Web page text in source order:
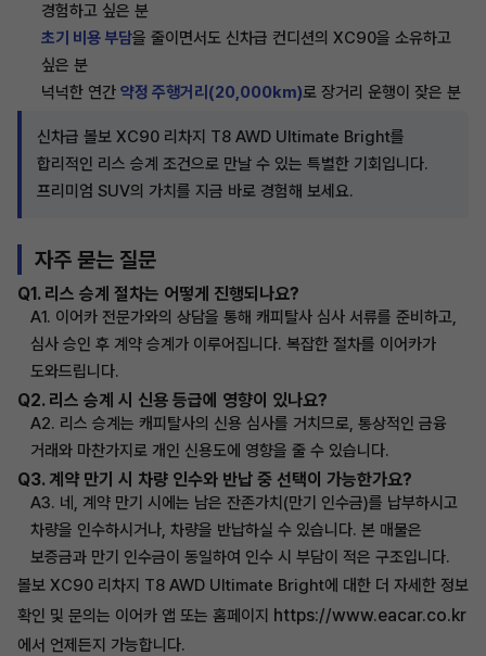
경험하고 싶은 분
초기 비용 부담을 줄이면서도 신차급 컨디션의 XC90을 소유하고
싶은 분
넉넉한 연간 약정 주행거리(20,000km)로 장거리 운행이 잦은 분
신차급 볼보 XC90 리차지 T8 AWD Ultimate Bright를
합리적인 리스 승계 조건으로 만날 수 있는 특별한 기회입니다.
프리미엄 SUV의 가치를 지금 바로 경험해 보세요.
자주 묻는 질문
Q1. 리스 승계 절차는 어떻게 진행되나요?
A1. 이어카 전문가와의 상담을 통해 캐피탈사 심사 서류를 준비하고,
심사 승인 후 계약 승계가 이루어집니다. 복잡한 절차를 이어카가
도와드립니다.
Q2. 리스 승계 시 신용 등급에 영향이 있나요?
A2. 리스 승계는 캐피탈사의 신용 심사를 거치므로, 통상적인 금융
거래와 마찬가지로 개인 신용도에 영향을 줄 수 있습니다.
Q3. 계약 만기 시 차량 인수와 반납 중 선택이 가능한가요?
A3. 네, 계약 만기 시에는 남은 잔존가치(만기 인수금)를 납부하시고
차량을 인수하시거나, 차량을 반납하실 수 있습니다. 본 매물은
보증금과 만기 인수금이 동일하여 인수 시 부담이 적은 구조입니다.
볼보 XC90 리차지 T8 AWD Ultimate Bright에 대한 더 자세한 정보
확인 및 문의는 이어카 앱 또는 홈페이지 https://www.eacar.co.kr
에서 언제든지 가능합니다.